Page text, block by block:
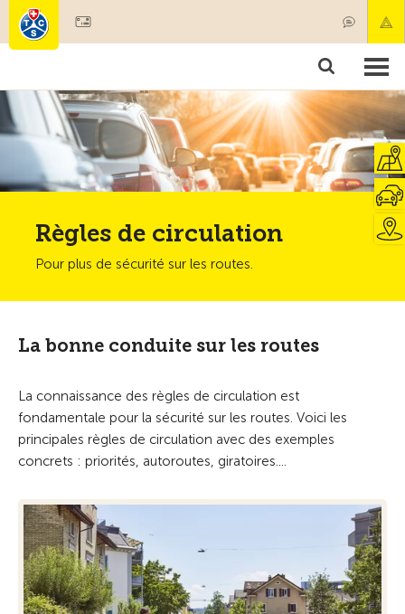
Membres & prestations
Tests, sécurité & santé
Règles de circulation
Pour plus de sécurité sur les routes.
La bonne conduite sur les routes
La connaissance des règles de circulation est
fondamentale pour la sécurité sur les routes. Voici les
principales règles de circulation avec des exemples
concrets : priorités, autoroutes, giratoires....